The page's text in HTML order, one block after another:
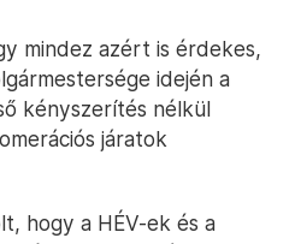
mindez azért is érdekes,
idején a
kényszerítés nélkül
járatok
hogy a HÉV-ek és a